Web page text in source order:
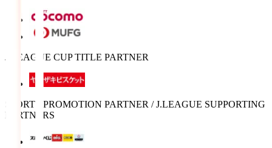
J.LEAGUE CUP TITLE PARTNER
SPORTS PROMOTION PARTNER / J.LEAGUE SUPPORTING
PARTNERS